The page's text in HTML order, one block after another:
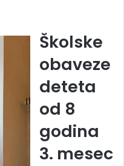
Školske
obaveze
deteta
od 8
godina
3. mesec